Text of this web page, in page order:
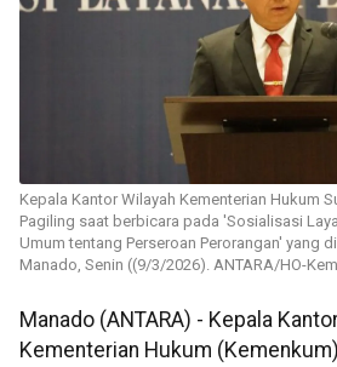
Kepala Kantor Wilayah Kementerian Hukum
Pagiling saat berbicara pada 'Sosialisasi
Umum tentang Perseroan Perorangan' yang
Manado, Senin ((9/3/2026). ANTARA/HO-
Manado (ANTARA) - Kepala
Kementerian Hukum